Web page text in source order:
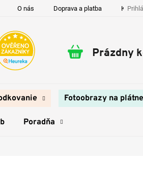
O nás Doprava a platba
Prázdny
Fotoobrazy na plátne
Poradňa